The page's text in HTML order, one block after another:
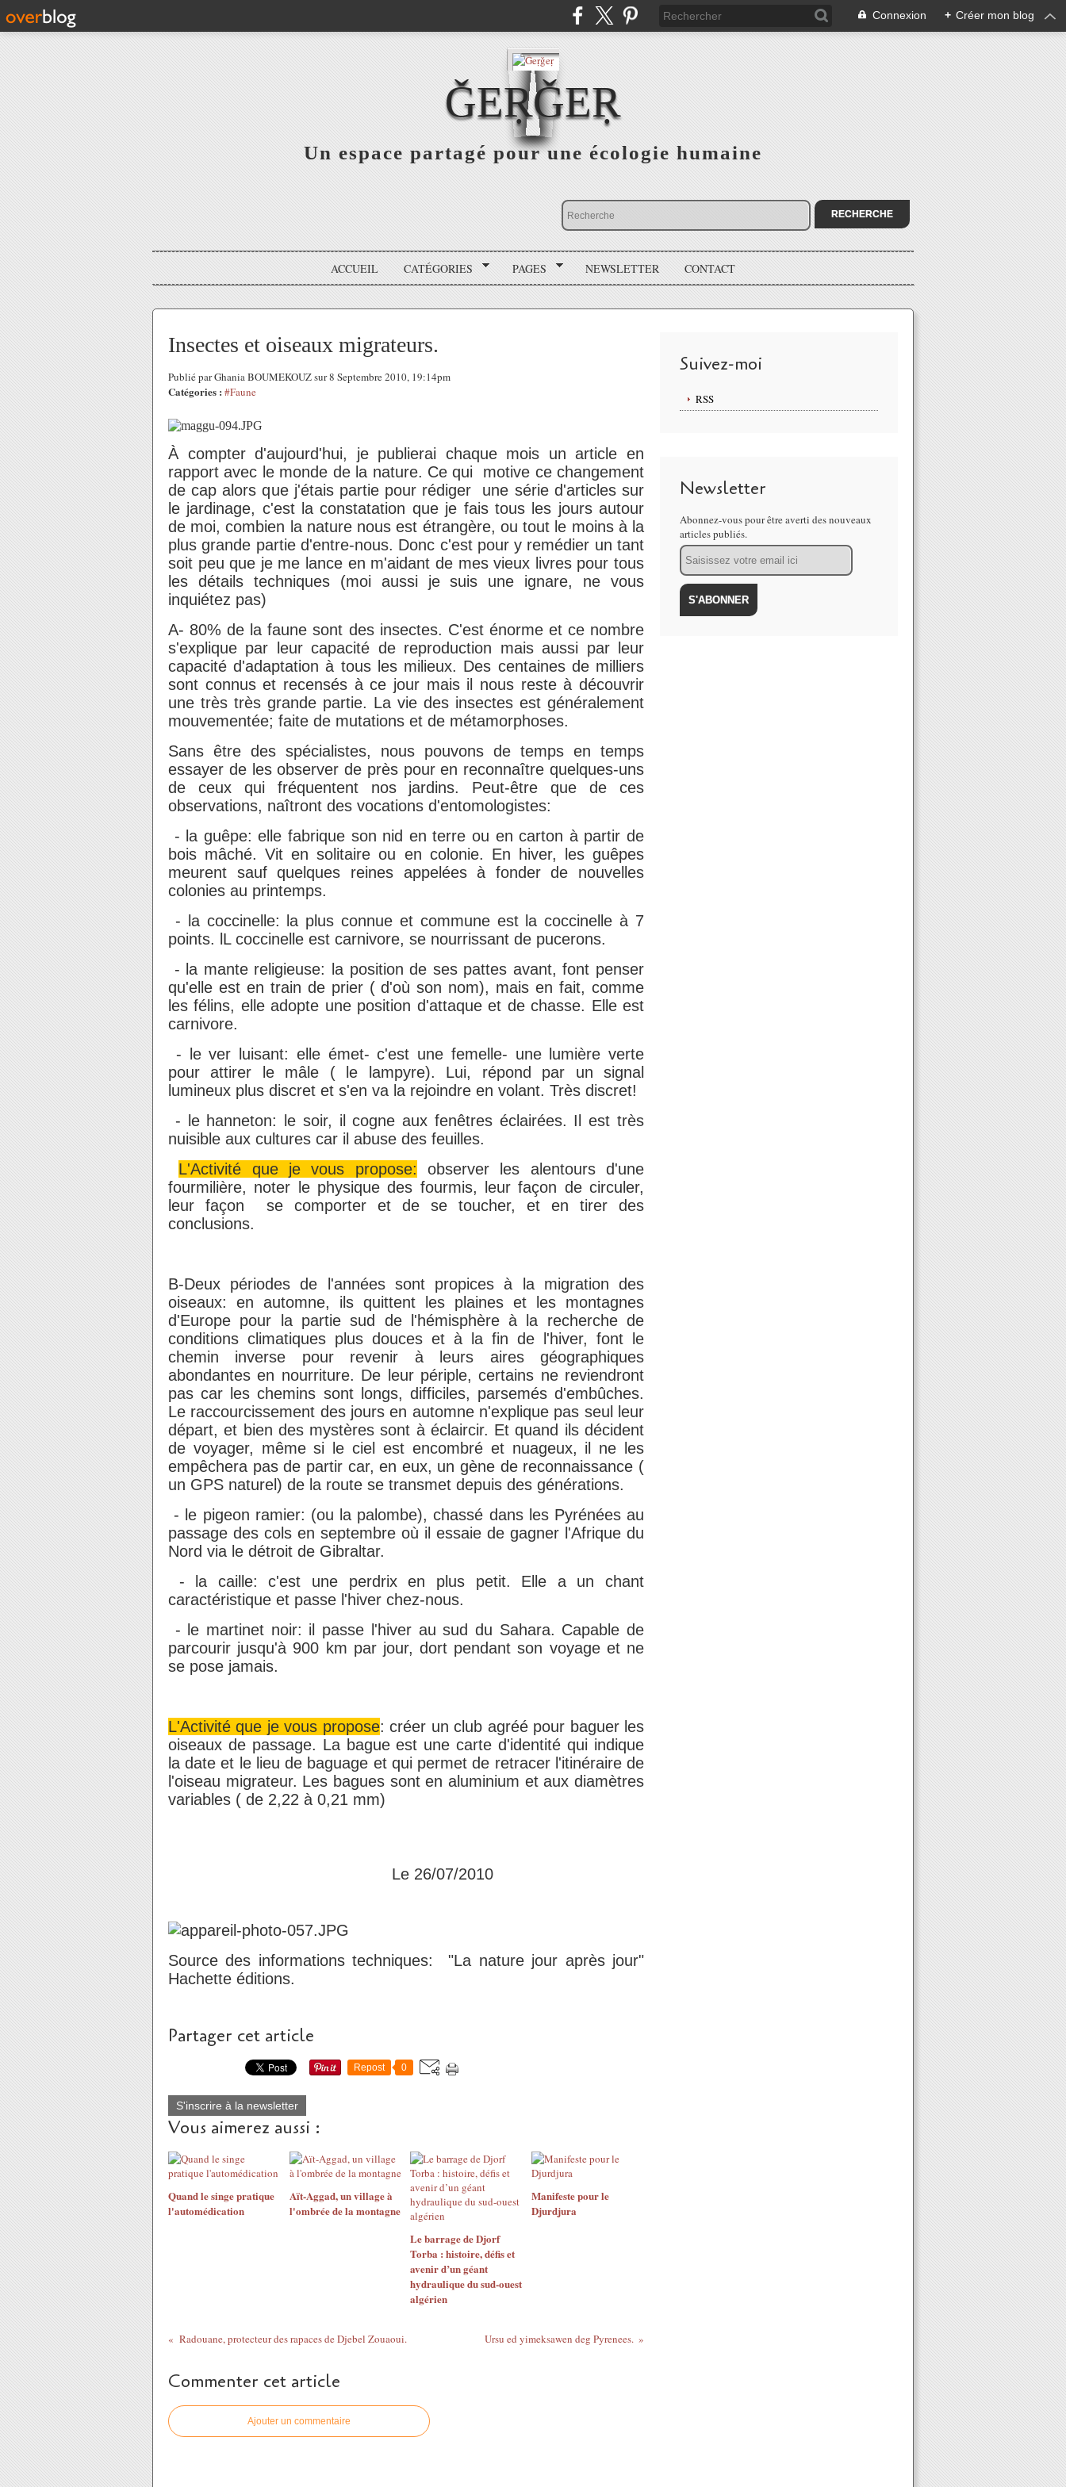
Connexion + Créer mon blog
ǦEṚǦEṚ
Un espace partagé pour une écologie humaine
ACCUEIL CATÉGORIES PAGES NEWSLETTER CONTACT
Insectes et oiseaux migrateurs.
Publié par Ghania BOUMEKOUZ sur 8 Septembre 2010, 19:14pm
Catégories : #Faune
À compter d'aujourd'hui, je publierai chaque mois un article en
rapport avec le monde de la nature. Ce qui motive ce changement
de cap alors que j'étais partie pour rédiger une série d'articles sur
le jardinage, c'est la constatation que je fais tous les jours autour
de moi, combien la nature nous est étrangère, ou tout le moins à la
plus grande partie d'entre-nous. Donc c'est pour y remédier un tant
soit peu que je me lance en m'aidant de mes vieux livres pour tous
les détails techniques (moi aussi je suis une ignare, ne vous
inquiétez pas)
A- 80% de la faune sont des insectes. C'est énorme et ce nombre
s'explique par leur capacité de reproduction mais aussi par leur
capacité d'adaptation à tous les milieux. Des centaines de milliers
sont connus et recensés à ce jour mais il nous reste à découvrir
une très très grande partie. La vie des insectes est généralement
mouvementée; faite de mutations et de métamorphoses.
Sans être des spécialistes, nous pouvons de temps en temps
essayer de les observer de près pour en reconnaître quelques-uns
de ceux qui fréquentent nos jardins. Peut-être que de ces
observations, naîtront des vocations d'entomologistes:
- la guêpe: elle fabrique son nid en terre ou en carton à partir de
bois mâché. Vit en solitaire ou en colonie. En hiver, les guêpes
meurent sauf quelques reines appelées à fonder de nouvelles
colonies au printemps.
- la coccinelle: la plus connue et commune est la coccinelle à 7
points. lL coccinelle est carnivore, se nourrissant de pucerons.
- la mante religieuse: la position de ses pattes avant, font penser
qu'elle est en train de prier ( d'où son nom), mais en fait, comme
les félins, elle adopte une position d'attaque et de chasse. Elle est
carnivore.
- le ver luisant: elle émet- c'est une femelle- une lumière verte
pour attirer le mâle ( le lampyre). Lui, répond par un signal
lumineux plus discret et s'en va la rejoindre en volant. Très discret!
- le hanneton: le soir, il cogne aux fenêtres éclairées. Il est très
nuisible aux cultures car il abuse des feuilles.
L'Activité que je vous propose: observer les alentours d'une
fourmilière, noter le physique des fourmis, leur façon de circuler,
leur façon se comporter et de se toucher, et en tirer des
conclusions.
B-Deux périodes de l'années sont propices à la migration des
oiseaux: en automne, ils quittent les plaines et les montagnes
d'Europe pour la partie sud de l'hémisphère à la recherche de
conditions climatiques plus douces et à la fin de l'hiver, font le
chemin inverse pour revenir à leurs aires géographiques
abondantes en nourriture. De leur périple, certains ne reviendront
pas car les chemins sont longs, difficiles, parsemés d'embûches.
Le raccourcissement des jours en automne n'explique pas seul leur
départ, et bien des mystères sont à éclaircir. Et quand ils décident
de voyager, même si le ciel est encombré et nuageux, il ne les
empêchera pas de partir car, en eux, un gène de reconnaissance (
un GPS naturel) de la route se transmet depuis des générations.
- le pigeon ramier: (ou la palombe), chassé dans les Pyrénées au
passage des cols en septembre où il essaie de gagner l'Afrique du
Nord via le détroit de Gibraltar.
- la caille: c'est une perdrix en plus petit. Elle a un chant
caractéristique et passe l'hiver chez-nous.
- le martinet noir: il passe l'hiver au sud du Sahara. Capable de
parcourir jusqu'à 900 km par jour, dort pendant son voyage et ne
se pose jamais.
L'Activité que je vous propose: créer un club agréé pour baguer les
oiseaux de passage. La bague est une carte d'identité qui indique
la date et le lieu de baguage et qui permet de retracer l'itinéraire de
l'oiseau migrateur. Les bagues sont en aluminium et aux diamètres
variables ( de 2,22 à 0,21 mm)
Le 26/07/2010
Source des informations techniques: "La nature jour après jour"
Hachette éditions.
Partager cet article
Repost 0
S'inscrire à la newsletter
Vous aimerez aussi :
Quand le singe pratique
l'automédication
Aït-Aggad, un village à
l'ombrée de la montagne
Le barrage de Djorf
Torba : histoire, défis et
avenir d’un géant
hydraulique du sud-ouest
algérien
Manifeste pour le
Djurdjura
Radouane, protecteur des rapaces de Djebel Zouaoui. Ursu ed yimeksawen deg Pyrenees.
Commenter cet article
Ajouter un commentaire
Suivez-moi
RSS
Newsletter
Abonnez-vous pour être averti des nouveaux
articles publiés.
Email